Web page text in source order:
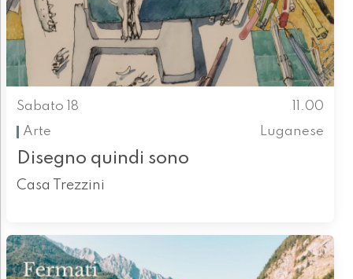
Sabato 18
11.00
Arte
Luganese
Disegno quindi sono
Casa Trezzini